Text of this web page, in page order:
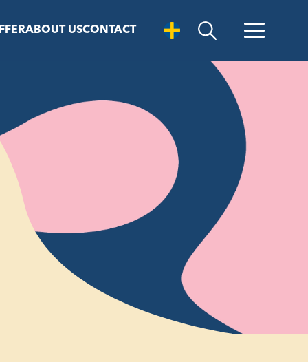
ABOUT USCONTACT
Open Search
-